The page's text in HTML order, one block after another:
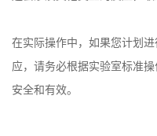
在实际操作中，如果您计划
应，请务必根据实验室标准
安全和有效。